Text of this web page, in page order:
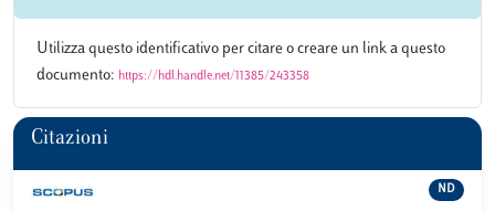
Utilizza questo identificativo per citare o creare un link a questo
documento: https://hdl.handle.net/11385/243358
Citazioni
ND